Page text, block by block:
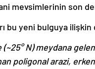
mevsimlerinin son
bu yeni bulguya
N) meydana
poligonal arazi,